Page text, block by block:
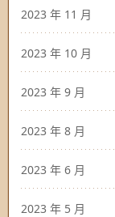
2023 年 11 月
2023 年 10 月
2023 年 9 月
2023 年 8 月
2023 年 6 月
2023 年 5 月